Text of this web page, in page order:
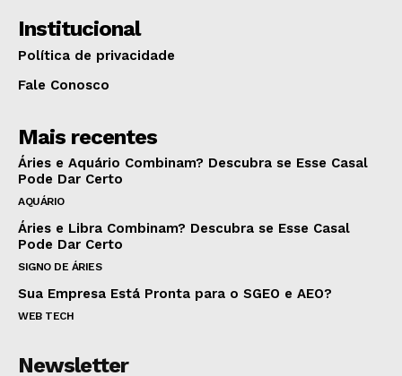
Institucional
Política de privacidade
Fale Conosco
Mais recentes
Áries e Aquário Combinam? Descubra se Esse Casal
Pode Dar Certo
AQUÁRIO
Áries e Libra Combinam? Descubra se Esse Casal
Pode Dar Certo
SIGNO DE ÁRIES
Sua Empresa Está Pronta para o SGEO e AEO?
WEB TECH
Newsletter